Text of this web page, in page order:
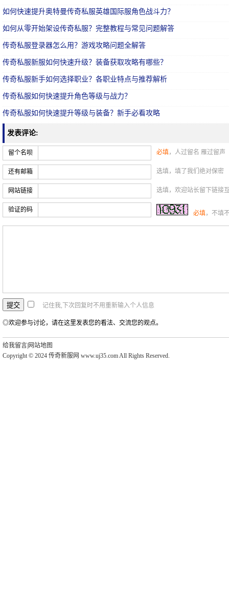
如何快速提升奥特曼传奇私服英雄国际服角色战斗力？
如何从零开始架设传奇私服？完整教程与常见问题解答
传奇私服登录器怎么用？游戏攻略问题全解答
传奇私服新服如何快速升级？装备获取攻略有哪些？
传奇私服新手如何选择职业？各职业特点与推荐解析
传奇私服如何快速提升角色等级与战力？
传奇私服如何快速提升等级与装备？新手必看攻略
发表评论:
留个名呗 必填，人过留名 雁过留声
还有邮箱 选填，填了我们绝对保密
网站链接 选填，欢迎站长留下链接
验证的码 必填，不填
记住我,下次回复时不用重新输入个人信息
◎欢迎参与讨论，请在这里发表您的看法、交流您的观点。
给我留言 网站地图
Copyright © 2024 传奇新服网 www.uj35.com All Rights Reserved.